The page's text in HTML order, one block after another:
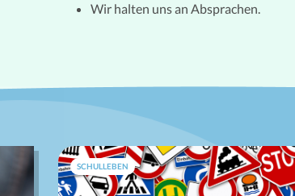
Wir halten uns an Absprachen.
SCHULLEBEN